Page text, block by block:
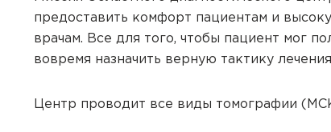
предоставить комфорт пациентам и
врачам. Все для того, чтобы пациент мог
вовремя назначить верную тактику
Центр проводит все виды томографии
Запомнить меня
Запомнить меня
Отправить